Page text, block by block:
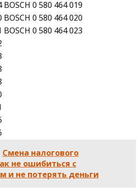
BOSCH 0 580 464 019
BOSCH 0 580 464 020
BOSCH 0 580 464 023
Смена налогового
не ошибиться с
и не потерять деньги